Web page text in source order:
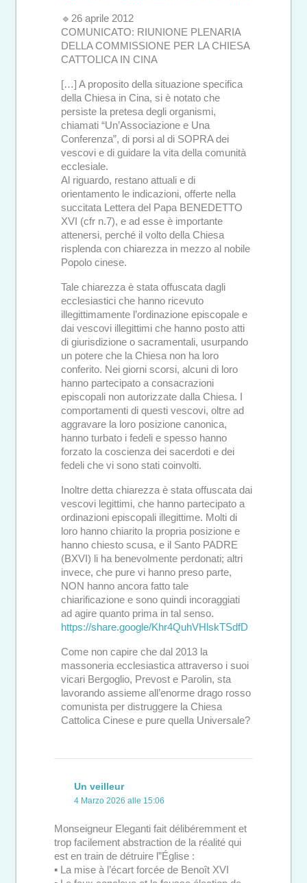
🔹26 aprile 2012
COMUNICATO: RIUNIONE PLENARIA
DELLA COMMISSIONE PER LA CHIESA
CATTOLICA IN CINA
[…] A proposito della situazione specifica
della Chiesa in Cina, si è notato che
persiste la pretesa degli organismi,
chiamati “Un’Associazione e Una
Conferenza”, di porsi al di SOPRA dei
vescovi e di guidare la vita della comunità
ecclesiale.
Al riguardo, restano attuali e di
orientamento le indicazioni, offerte nella
succitata Lettera del Papa BENEDETTO
XVI (cfr n.7), e ad esse è importante
attenersi, perché il volto della Chiesa
risplenda con chiarezza in mezzo al nobile
Popolo cinese.
Tale chiarezza è stata offuscata dagli
ecclesiastici che hanno ricevuto
illegittimamente l’ordinazione episcopale e
dai vescovi illegittimi che hanno posto atti
di giurisdizione o sacramentali, usurpando
un potere che la Chiesa non ha loro
conferito. Nei giorni scorsi, alcuni di loro
hanno partecipato a consacrazioni
episcopali non autorizzate dalla Chiesa. I
comportamenti di questi vescovi, oltre ad
aggravare la loro posizione canonica,
hanno turbato i fedeli e spesso hanno
forzato la coscienza dei sacerdoti e dei
fedeli che vi sono stati coinvolti.
Inoltre detta chiarezza è stata offuscata dai
vescovi legittimi, che hanno partecipato a
ordinazioni episcopali illegittime. Molti di
loro hanno chiarito la propria posizione e
hanno chiesto scusa, e il Santo PADRE
(BXVI) li ha benevolmente perdonati; altri
invece, che pure vi hanno preso parte,
NON hanno ancora fatto tale
chiarificazione e sono quindi incoraggiati
ad agire quanto prima in tal senso.
https://share.google/Khr4QuhVHlskTSdfD
Come non capire che dal 2013 la
massoneria ecclesiastica attraverso i suoi
vicari Bergoglio, Prevost e Parolin, sta
lavorando assieme all’enorme drago rosso
comunista per distruggere la Chiesa
Cattolica Cinese e pure quella Universale?
Un veilleur
4 Marzo 2026 alle 15:06
Monseigneur Eleganti fait délibéremment et
trop facilement abstraction de la réalité qui
est en train de détruire l”Église :
▪︎ La mise à l’écart forcée de Benoît XVI